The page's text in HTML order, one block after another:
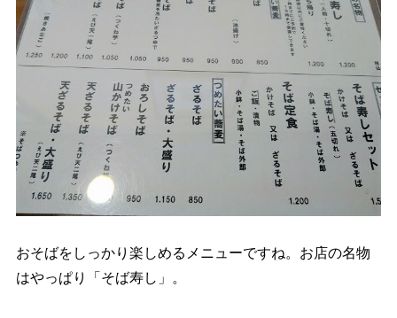
おそばをしっかり楽しめるメニューですね。お店の名物
はやっぱり「そば寿し」。